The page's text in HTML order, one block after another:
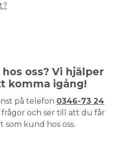
oss? Vi hjälper
komma igång!
på telefon 0346-73 24
frågor och ser till att du får
som kund hos oss.